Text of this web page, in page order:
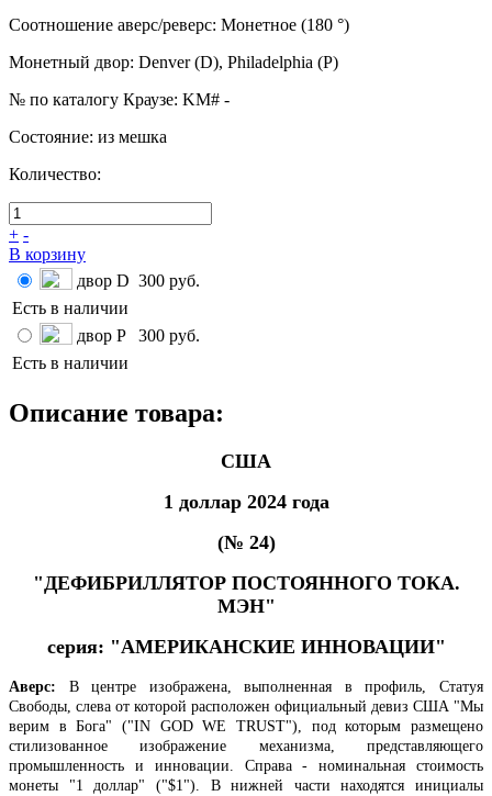
Соотношение аверс/реверс: Монетное (180 °)
Монетный двор: Denver (D), Philadelphia (P)
№ по каталогу Краузе: KM# -
Состояние: из мешка
Количество:
+ -
В корзину
двор D 300 руб.
Есть в наличии
двор P
300 руб.
Есть в наличии
Описание товара:
США
1 доллар 2024 года
(№ 24)
"ДЕФИБРИЛЛЯТОР ПОСТОЯННОГО ТОКА.
МЭН"
серия: "АМЕРИКАНСКИЕ ИННОВАЦИИ"
Аверс: В центре изображена, выполненная в профиль, Статуя
Свободы, слева от которой расположен официальный девиз США "Мы
верим в Бога" ("IN GOD WE TRUST"), под которым размещено
стилизованное изображение механизма, представляющего
промышленность и инновации. Справа - номинальная стоимость
монеты "1 доллар" ("$1"). В нижней части находятся инициалы